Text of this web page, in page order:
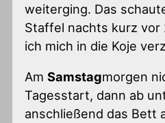
weiterging. Das
Staffel nachts kurz vor
ich mich in die Koje
AmSamstagmorgen
Tagesstart, dann ab
anschließend das Bett